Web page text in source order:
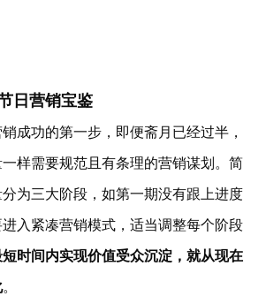
日营销宝鉴
成功的第一步，即便斋月已经过半，
样需要规范且有条理的营销谋划。简
为三大阶段，如第一期没有跟上进度
入紧凑营销模式，适当调整每个阶段
时间内实现价值受众沉淀，就从现在
。